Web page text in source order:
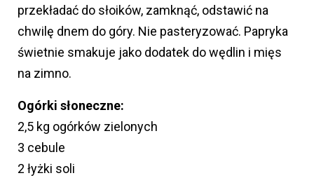
przekładać do słoików, zamknąć, odstawić na
chwilę dnem do góry. Nie pasteryzować. Papryka
świetnie smakuje jako dodatek do wędlin i mięs
na zimno.
Ogórki słoneczne:
2,5 kg ogórków zielonych
3 cebule
2 łyżki soli